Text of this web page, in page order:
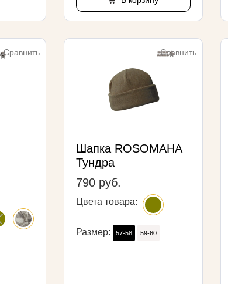
Сравнить Сравнить
Шапка ROSOMAHA
Тундра
790 руб.
Цвета товара:
Размер: 57-58 59-60